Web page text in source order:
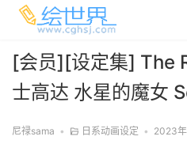
[会员][设定集] The
士高达 水星的魔女
尼禄sama • 日系动画设定 • 2023